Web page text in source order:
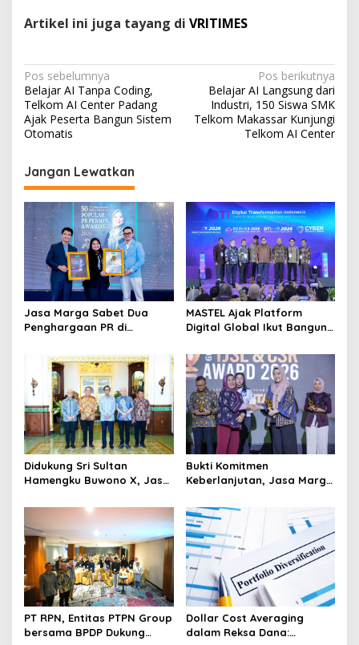
Artikel ini juga tayang di VRITIMES
N
a
v
i
g
a
s
i
p
o
s
Pos sebelumnya
Belajar AI Tanpa Coding,
Telkom AI Center Padang
Ajak Peserta Bangun Sistem
Otomatis
Pos berikutnya
Belajar AI Langsung dari
Industri, 150 Siswa SMK
Telkom Makassar Kunjungi
Telkom AI Center
Jangan Lewatkan
Jasa Marga Sabet Dua
Penghargaan PR di
Summit 2026
MASTEL Ajak Platform
Digital Global Ikut Bangun
Nasional
Didukung Sri Sultan
Hamengku Buwono X, Jasa
Pengembangan Akses
Bokoharjo Tol Jogja-Solo
untuk Dukung Konektivitas
DIY
Bukti Komitmen
Keberlanjutan, Jasa Marga
6th TJSL & CSR Award 2026
PT RPN, Entitas PTPN Group
bersama BPDP Dukung
Dollar Cost Averaging
dalam Reksa Dana: